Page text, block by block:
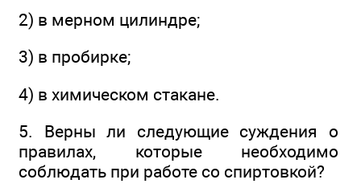
2) в мерном цилиндре;
3) в пробирке;
4) в химическом стакане.
5. Верны ли следующие суждения о
правилах, которые необходимо
соблюдать при работе со спиртовкой?